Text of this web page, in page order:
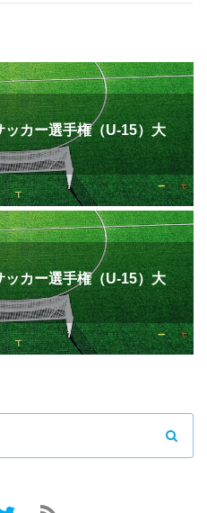
カー選手権（U-15）大
カー選手権（U-15）大